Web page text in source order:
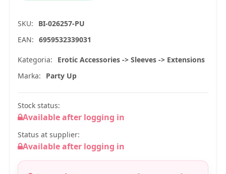
SKU:
BI-026257-PU
EAN: 6959532339031
Kategoria:
Erotic Accessories -> Sleeves -> Extensions
Marka:
Party Up
Stock status:
Available after logging in
Status at supplier:
Available after logging in